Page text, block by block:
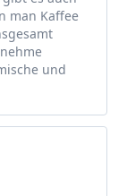
man Kaffee
und